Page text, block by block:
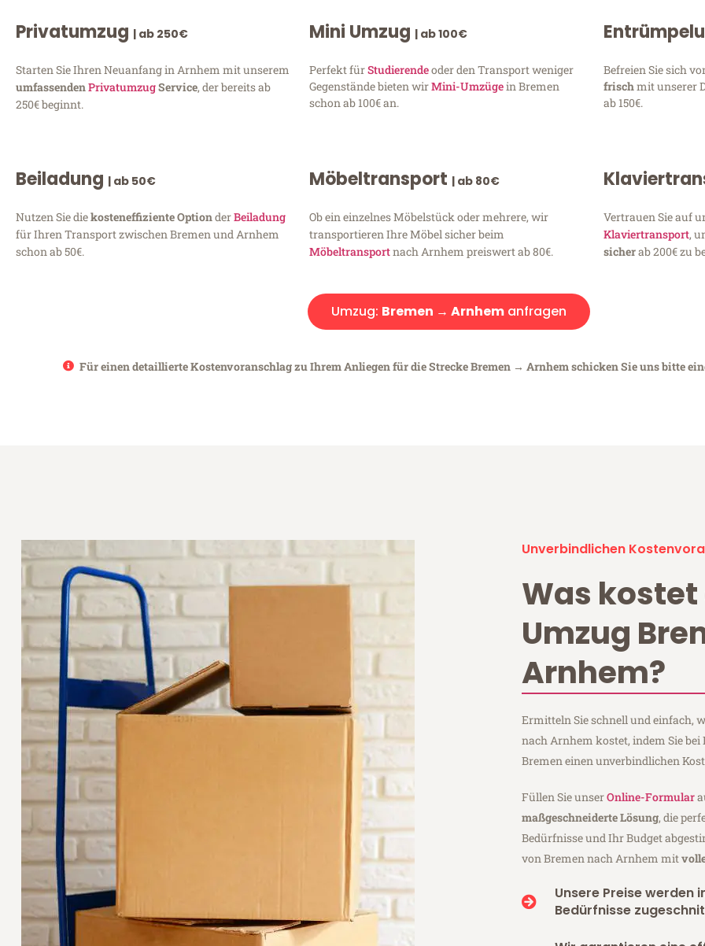
Privatumzug | ab 250€
Starten Sie Ihren Neuanfang in Arnhem mit unserem
umfassendenPrivatumzugService, der bereits ab
250€ beginnt.
Mini Umzug | ab 100€
Perfekt fürStudierendeoder den Transport weniger
Gegenstände bieten wirMini-Umzügein Bremen
schon ab 100€ an.
Befreien Sie sich
frischmit unserer
ab 150€.
Beiladung | ab 50€
Nutzen Sie diekosteneffiziente OptionderBeiladung
für Ihren Transport zwischen Bremen und Arnhem
schon ab 50€.
Möbeltransport | ab 80€
Ob ein einzelnes Möbelstück oder mehrere, wir
transportieren Ihre Möbel sicher beim
Möbeltransportnach Arnhem preiswert ab 80€.
Vertrauen Sie auf
Klaviertransport,
sicherab 200€ zu
Umzug: Bremen → Arnhemanfragen
Für einen detaillierte Kostenvoranschlag zu Ihrem Anliegen für die Strecke Bremen → Arnhem schicken Sie uns bitte
Unverbindlichen
Was kostet
Umzug
Arnhem?
Ermitteln Sie schnell und einfach,
nach Arnhem kostet, indem Sie
Bremen einen unverbindlichen
Füllen Sie unserOnline-Formular
maßgeschneiderte Lösung, die
Bedürfnisse und Ihr Budget
von Bremen nach Arnhem mit
Unsere Preise werden
Bedürfnisse